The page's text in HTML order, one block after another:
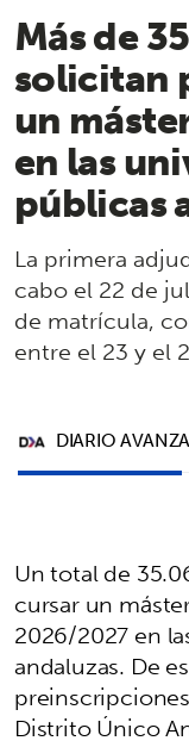
Más de
solicitan
un
en las
públicas
La primera
cabo el 22 de
de matrícula,
entre el 23 y el
DIARIO AVANZA
Un total de
cursar un
2026/2027 en
andaluzas. De
Distrito Único